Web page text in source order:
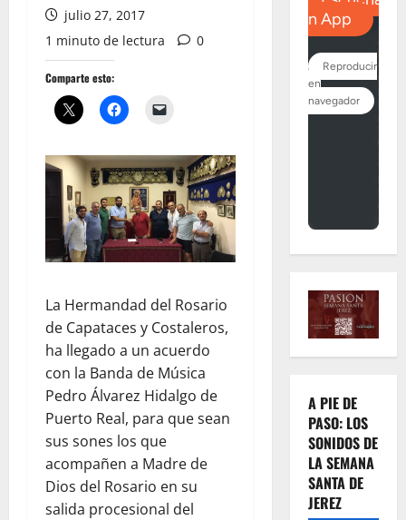
julio 27, 2017
1 minuto de lectura
0
Comparte esto:
La Hermandad del Rosario
de Capataces y Costaleros,
ha llegado a un acuerdo
con la Banda de Música
Pedro Álvarez Hidalgo de
Puerto Real, para que sean
sus sones los que
acompañen a Madre de
Dios del Rosario en su
salida procesional del
A PIE DE
PASO: LOS
SONIDOS DE
LA SEMANA
SANTA DE
JEREZ